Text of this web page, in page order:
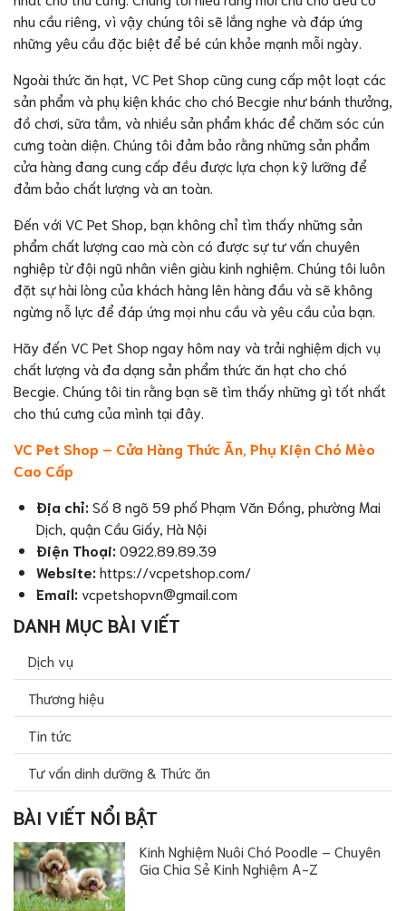
nhu cầu riêng, vì vậy chúng tôi sẽ lắng nghe và đáp ứng
những yêu cầu đặc biệt để bé cún khỏe mạnh mỗi ngày.
Ngoài thức ăn hạt, VC Pet Shop cũng cung cấp một loạt các
sản phẩm và phụ kiện khác cho chó Becgie như bánh thưởng,
đồ chơi, sữa tắm, và nhiều sản phẩm khác để chăm sóc cún
cưng toàn diện. Chúng tôi đảm bảo rằng những sản phẩm
cửa hàng đang cung cấp đều được lựa chọn kỹ lưỡng để
đảm bảo chất lượng và an toàn.
Đến với VC Pet Shop, bạn không chỉ tìm thấy những sản
phẩm chất lượng cao mà còn có được sự tư vấn chuyên
nghiệp từ đội ngũ nhân viên giàu kinh nghiệm. Chúng tôi luôn
đặt sự hài lòng của khách hàng lên hàng đầu và sẽ không
ngừng nỗ lực để đáp ứng mọi nhu cầu và yêu cầu của bạn.
Hãy đến VC Pet Shop ngay hôm nay và trải nghiệm dịch vụ
chất lượng và đa dạng sản phẩm thức ăn hạt cho chó
Becgie. Chúng tôi tin rằng bạn sẽ tìm thấy những gì tốt nhất
cho thú cưng của mình tại đây.
VC Pet Shop – Cửa Hàng Thức Ăn, Phụ Kiện Chó Mèo
Cao Cấp
Địa chỉ: Số 8 ngõ 59 phố Phạm Văn Đồng, phường Mai
Dịch, quận Cầu Giấy, Hà Nội
Điện Thoại: 0922.89.89.39
Website: https://vcpetshop.com/
Email: vcpetshopvn@gmail.com
DANH MỤC BÀI VIẾT
Dịch vụ
Thương hiệu
Tin tức
Tư vấn dinh dưỡng & Thức ăn
BÀI VIẾT NỔI BẬT
Kinh Nghiệm Nuôi Chó Poodle – Chuyên
Gia Chia Sẻ Kinh Nghiệm A-Z